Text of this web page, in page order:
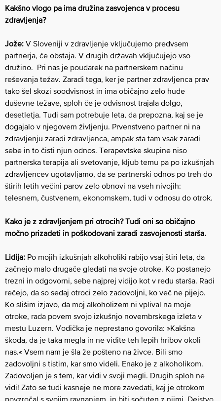
Kakšno vlogo pa ima družina zasvojenca v procesu
zdravljenja?
Jože: V Sloveniji v zdravljenje vključujemo predvsem
partnerja, če obstaja. V drugih državah vključujejo vso
družino. Pri nas je poudarek na partnerskem načinu
reševanja težav. Zaradi tega, ker je partner zdravljenca prav
tako šel skozi soodvisnost in ima običajno zelo hude
duševne težave, sploh če je odvisnost trajala dolgo,
desetletja. Tudi sam potrebuje leta, da prepozna, kaj se je
dogajalo v njegovem življenju. Prvenstveno partner ni na
zdravljenju zaradi zdravljenca, ampak sta tam vsak zaradi
sebe in to čisti njun odnos. Terapevtske skupine niso
partnerska terapija ali svetovanje, kljub temu pa po izkušnjah
zdravljencev ugotavljamo, da se partnerski odnos po treh do
štirih letih večini parov zelo obnovi na vseh nivojih:
telesnem, čustvenem, ekonomskem, tudi v odnosu do otrok.
Kako je z zdravljenjem pri otrocih? Tudi oni so običajno
močno prizadeti in poškodovani zaradi zasvojenosti starša.
Lidija: Po mojih izkušnjah alkoholiki rabijo vsaj štiri leta, da
začnejo malo drugače gledati na svoje otroke. Ko postanejo
trezni in odgovorni, sebe najprej vidijo kot v redu starša. Radi
rečejo, da so sedaj otroci zelo zadovoljni, ko več ne pijejo.
Ko slišim izjavo, da moj alkoholizem ni vplival na moje
otroke, rada povem svojo izkušnjo novembrskega izleta v
mestu Luzern. Vodička je neprestano govorila: »Kakšna
škoda, da je taka megla in ne vidite teh lepih hribov okoli
nas.« Vsem nam je šla že pošteno na živce. Bili smo
zadovoljni s tistim, kar smo videli. Enako je z alkoholikom.
Zadovoljen je s tem, kar vidi v svoji megli. Drugih sploh ne
vidi! Zato se tudi kasneje ne more zavedati, kaj je otrokom
povzročal s svojim ravnanjem, in biti sočuten z njimi. Dejstvo